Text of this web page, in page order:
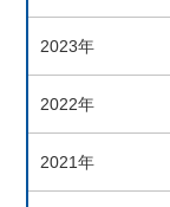
2023年
2022年
2021年